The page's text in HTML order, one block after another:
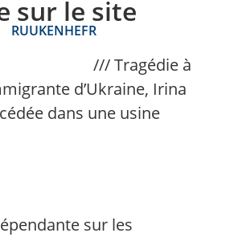
sur le site
RUUKENHEFR
///Tragédie à
d’Ukraine, Irina
dans une usine
sur les